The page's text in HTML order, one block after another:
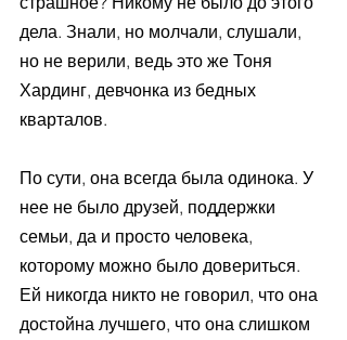
дела. Знали, но молчали, слушали,
но не верили, ведь это же Тоня
Хардинг, девчонка из бедных
кварталов.
По сути, она всегда была одинока. У
нее не было друзей, поддержки
семьи, да и просто человека,
которому можно было довериться.
Ей никогда никто не говорил, что она
достойна лучшего, что она слишком